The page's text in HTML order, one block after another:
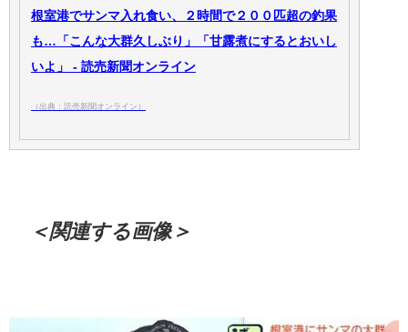
根室港でサンマ入れ食い、２時間で２００匹超の釣果
も…「こんな大群久しぶり」「甘露煮にするとおいし
いよ」 - 読売新聞オンライン
（出典：読売新聞オンライン）
＜関連する画像＞